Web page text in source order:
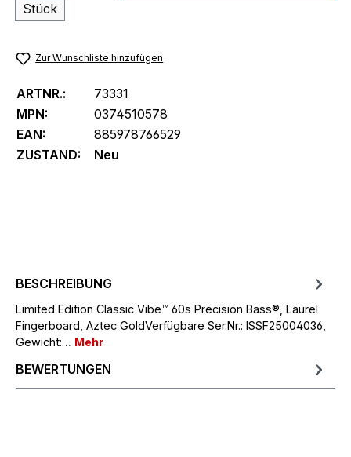
Stück
Zur Wunschliste hinzufügen
ARTNR.:
73331
MPN:
0374510578
EAN:
885978766529
ZUSTAND:
Neu
BESCHREIBUNG
Limited Edition Classic Vibe™ 60s Precision Bass®, Laurel
Fingerboard, Aztec GoldVerfügbare Ser.Nr.: ISSF25004036,
Gewicht:… Mehr
BEWERTUNGEN